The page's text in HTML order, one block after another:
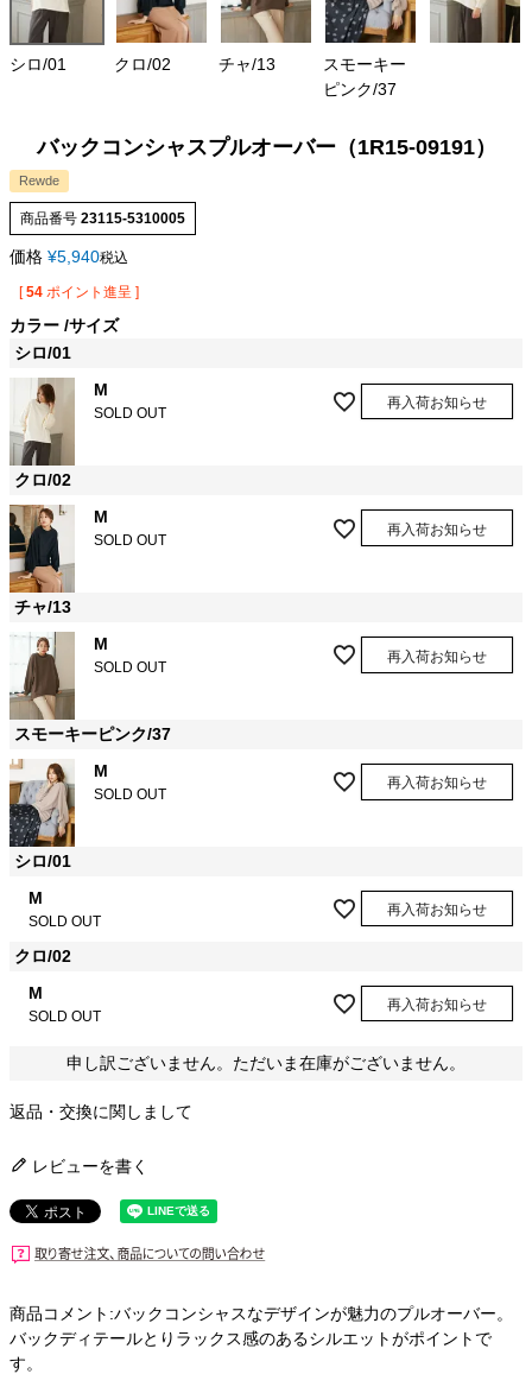
シロ/01 クロ/02 チャ/13
スモーキー
ピンク/37
バックコンシャスプルオーバー（1R15-09191）
Rewde
商品番号 23115-5310005
価格 ¥5,940税込
[ 54 ポイント進呈 ]
カラー サイズ
シロ/01
M
SOLD OUT
再入荷お知らせ
クロ/02
M
SOLD OUT
再入荷お知らせ
チャ/13
M
SOLD OUT
再入荷お知らせ
スモーキーピンク/37
M
SOLD OUT
再入荷お知らせ
シロ/01
M
SOLD OUT
再入荷お知らせ
クロ/02
M
SOLD OUT
再入荷お知らせ
申し訳ございません。ただいま在庫がございません。
返品・交換に関しまして
レビューを書く
商品コメント:バックコンシャスなデザインが魅力のプルオーバー。
バックディテールとりラックス感のあるシルエットがポイントで
す。